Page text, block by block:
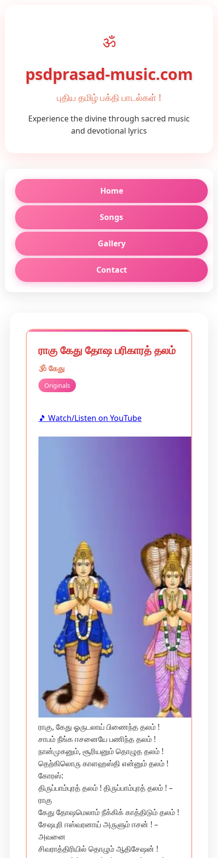
ॐ
psdprasad-music.com
புதிய தமிழ் பக்தி பாடல்கள் !
Experience the divine through sacred music
and devotional lyrics
Home
Songs
Gallery
Contact
ராகு கேது தோஷ பரிகாரத் தலம்
🕉️கேது
Originals
🎵 Watch/Listen on YouTube
ராகு, கேது ஓருடலாய் பிணைந்த தலம் !
சாபம் நீங்க ஈசனையே பணிந்த தலம் !
நான்முகனும், சூரியனும் தொழுத தலம் !
தெற்கிலொரு காளஹஸ்தி என்னும் தலம் !
கோரஸ்:
திருப்பாம்புரத் தலம் ! திருப்பாம்புரத் தலம் ! –
ராகு
கேது தோஷமெலாம் நீக்கிக் காத்திடும் தலம் !
சேஷபுரி ஈஸ்வரனாய் அருளும் ஈசன் ! –
அவனை
சிவராத்திரியில் தொழும் ஆதிசேஷன் !